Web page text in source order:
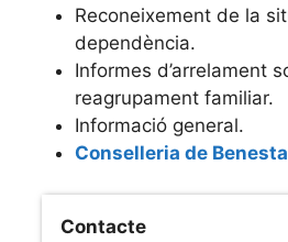
Reconeixement de la
dependència.
Informes d’arrelament
reagrupament familiar.
Informació general.
Conselleria de
Contacte